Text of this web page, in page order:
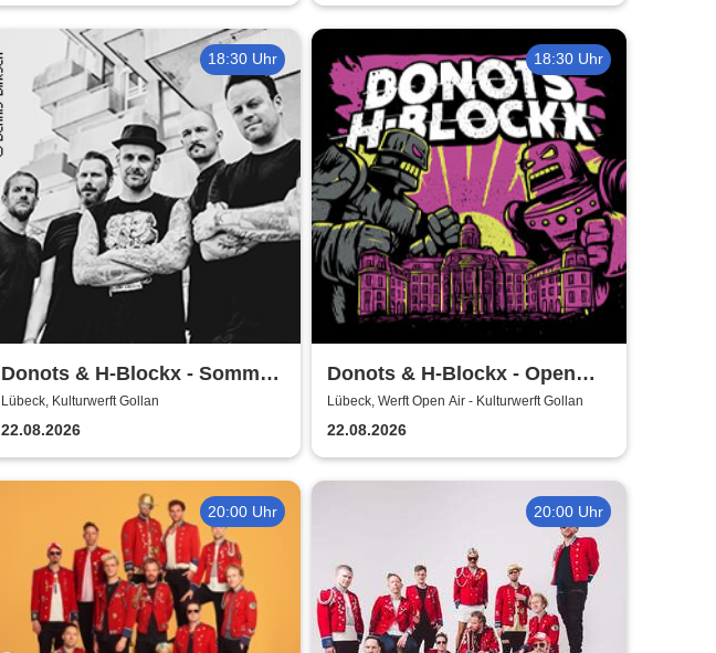
18:30 Uhr
Donots & H-Blockx - Sommer
Shows 2026
Lübeck, Kulturwerft Gollan
22.08.2026
18:30 Uhr
Donots & H-Blockx - Open
Airs 2026
Lübeck, Werft Open Air - Kulturwerft Gollan
22.08.2026
20:00 Uhr 20:00 Uhr